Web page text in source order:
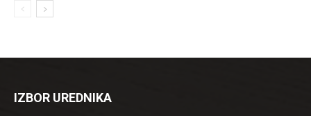
IZBOR UREDNIKA